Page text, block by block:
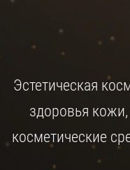
Эстетическая
здоровья
косметические